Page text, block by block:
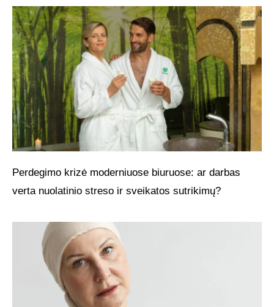
Perdegimo krizė moderniuose biuruose: ar darbas
verta nuolatinio streso ir sveikatos sutrikimų?